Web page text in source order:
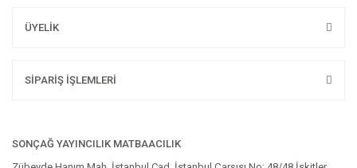
ÜYELİK
SİPARİŞ İŞLEMLERİ
SONÇAĞ YAYINCILIK MATBAACILIK